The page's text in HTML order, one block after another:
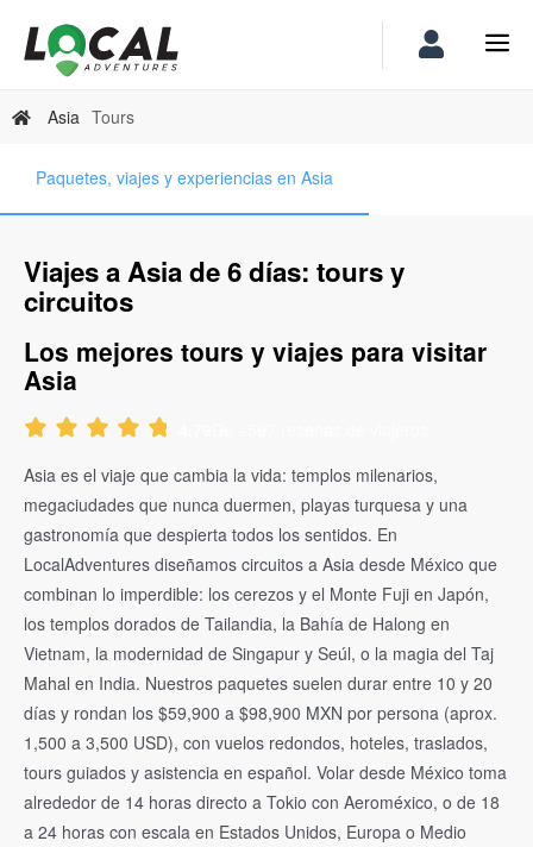
Asia Tours
Paquetes, viajes y experiencias en Asia
Viajes a Asia de 6 días: tours y
circuitos
Los mejores tours y viajes para visitar
Asia
Asia es el viaje que cambia la vida: templos milenarios,
megaciudades que nunca duermen, playas turquesa y una
gastronomía que despierta todos los sentidos. En
LocalAdventures diseñamos circuitos a Asia desde México que
combinan lo imperdible: los cerezos y el Monte Fuji en Japón,
los templos dorados de Tailandia, la Bahía de Halong en
Vietnam, la modernidad de Singapur y Seúl, o la magia del Taj
Mahal en India. Nuestros paquetes suelen durar entre 10 y 20
días y rondan los $59,900 a $98,900 MXN por persona (aprox.
1,500 a 3,500 USD), con vuelos redondos, hoteles, traslados,
tours guiados y asistencia en español. Volar desde México toma
alrededor de 14 horas directo a Tokio con Aeroméxico, o de 18
a 24 horas con escala en Estados Unidos, Europa o Medio